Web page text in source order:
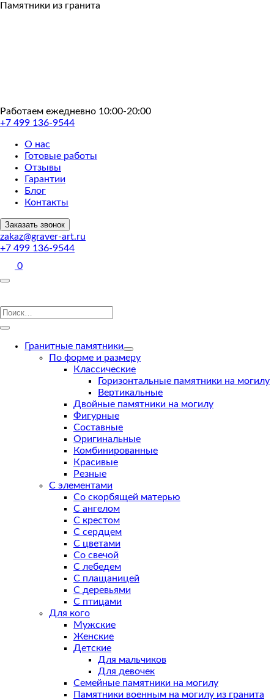
Пропустить
Памятники из гранита
Работаем ежедневно 10:00-20:00
+7 499 136-9544
О нас
Готовые работы
Отзывы
Гарантии
Блог
Контакты
Заказать звонок
zakaz@graver-art.ru
+7 499 136-9544
0
Гранитные памятники
По форме и размеру
Классические
Горизонтальные памятники на могилу
Вертикальные
Двойные памятники на могилу
Фигурные
Составные
Оригинальные
Комбинированные
Красивые
Резные
С элементами
Со скорбящей матерью
С ангелом
С крестом
С сердцем
С цветами
Со свечой
С лебедем
С плащаницей
С деревьями
С птицами
Для кого
Мужские
Женские
Детские
Для мальчиков
Для девочек
Семейные памятники на могилу
Памятники военным на могилу из гранита